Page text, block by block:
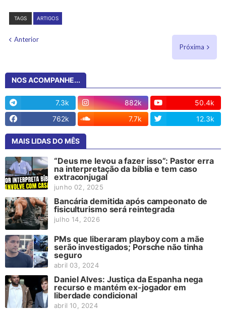
TAGS ARTIGOS
Anterior
Próxima
NOS ACOMPANHE...
7.3k 882k
50.4k
762k
7.7k 12.3k
MAIS LIDAS DO MÊS
“Deus me levou a fazer isso”: Pastor erra
na interpretação da bíblia e tem caso
extraconjugal
junho 02, 2025
Bancária demitida após campeonato de
fisiculturismo será reintegrada
julho 14, 2026
PMs que liberaram playboy com a mãe
serão investigados; Porsche não tinha
seguro
abril 03, 2024
Daniel Alves: Justiça da Espanha nega
recurso e mantém ex-jogador em
liberdade condicional
abril 10, 2024